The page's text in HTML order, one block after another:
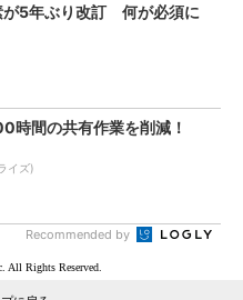
が5年ぶり改訂 何が必須に
時間の共有作業を削減！
イズ)
Recommended by
All Rights Reserved.